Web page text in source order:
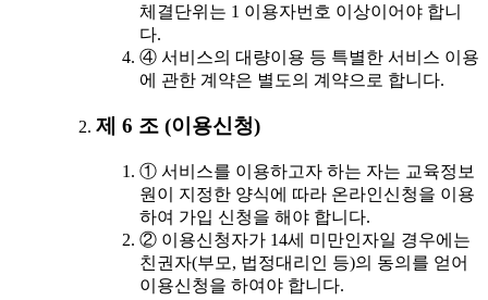
체결단위는 1 이용자번호 이상이어야 합니
다.
④ 서비스의 대량이용 등 특별한 서비스 이용
에 관한 계약은 별도의 계약으로 합니다.
제 6 조 (이용신청)
① 서비스를 이용하고자 하는 자는 교육정보
원이 지정한 양식에 따라 온라인신청을 이용
하여 가입 신청을 해야 합니다.
② 이용신청자가 14세 미만인자일 경우에는
친권자(부모, 법정대리인 등)의 동의를 얻어
이용신청을 하여야 합니다.